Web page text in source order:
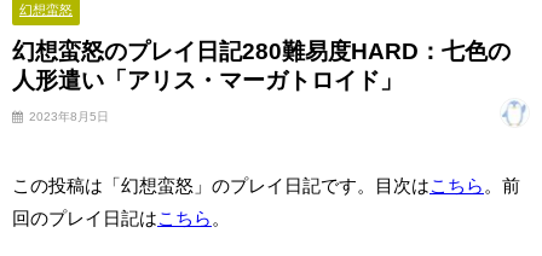
幻想蛮怒
幻想蛮怒のプレイ日記280難易度HARD：七色の
人形遣い「アリス・マーガトロイド」
2023年8月5日
この投稿は「幻想蛮怒」のプレイ日記です。目次は こちら
。前
回のプレイ日記は こちら